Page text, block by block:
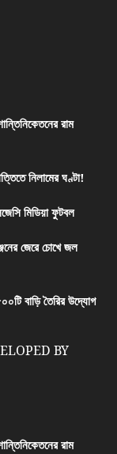
রাম
নিলামের ঘণ্টা!
মিডিয়া ফুটবল
জেরে চোখে জল
বাড়ি তৈরির উদ্যোগ
BY
রাম